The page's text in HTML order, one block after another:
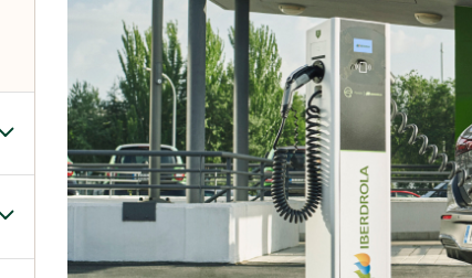
Alternar el submenú para Dónde estamos
Alternar el submenú para Plan Estratégico